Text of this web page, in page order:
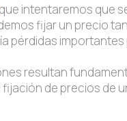
que intentaremos que
fijar un precio
pérdidas importantes
resultan
de precios de